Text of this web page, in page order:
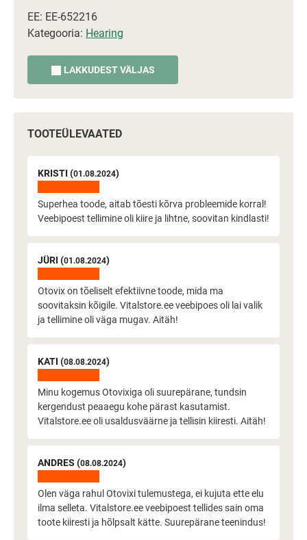
EE: EE-652216
Kategooria: Hearing
LAKKUDEST VÄLJAS
TOOTEÜLEVAATED
KRISTI (01.08.2024)
Superhea toode, aitab tõesti kõrva probleemide korral!
Veebipoest tellimine oli kiire ja lihtne, soovitan kindlasti!
JÜRI (01.08.2024)
Otovix on tõeliselt efektiivne toode, mida ma
soovitaksin kõigile. Vitalstore.ee veebipoes oli lai valik
ja tellimine oli väga mugav. Aitäh!
KATI (08.08.2024)
Minu kogemus Otovixiga oli suurepärane, tundsin
kergendust peaaegu kohe pärast kasutamist.
Vitalstore.ee oli usaldusväärne ja tellisin kiiresti. Aitäh!
ANDRES (08.08.2024)
Olen väga rahul Otovixi tulemustega, ei kujuta ette elu
ilma selleta. Vitalstore.ee veebipoest tellides sain oma
toote kiiresti ja hõlpsalt kätte. Suurepärane teenindus!